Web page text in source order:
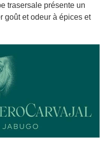
trasersale présente un
goût et odeur à épices et